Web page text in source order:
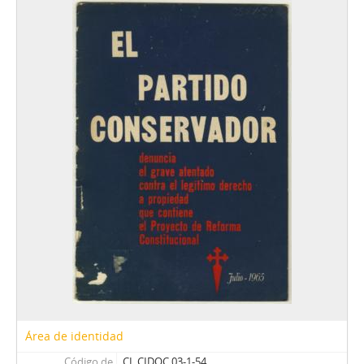
65 - Libro El camino de España hacia la democracia, por Mariana Aylwin
66 - Folleto con motivo del discurso pronunciado por Gustavo Leigh, titulado La junta de gobierno frente a la juridicidad y los derechos humanos
67 - Folleto informativo sobre las conclusiones obtenidas ante la realización de la reunión de presidentes y dirigentes de algunos partidos políticos, titulado Armas para otro Chile: Fuerzas Armadas y democracia
68 - Librillo correspondiente al primer capítulo del libro Memoria de Gobierno 1973-1990, titulado El camino institucional, por Augusto Pinochet Ugarte
69 - Documento con motivo de la exposición sobre la política económica del Gobierno y el Estado de la Hacienda pública, titulado El pueblo y la hacienda pública, por Orlando Millas
70 - Folleto de la Dirección del Partido Socialista de Chile, titulado Documentos: la opinión del Partido sobre un relevo y expulsión
71 - Librillo con motivo de dos discursos realizados por el entonces secretario general del MIR, Miguel Enríquez, titulado En el camino del poder popular
72 - Folleto con artículos de Pablo González Casanova y Agustín Cueva, titulado Cuadernos del Centro de Estudios Sociales Salvador Allende (CESSA). Serie A, núm., 2
73 - Folleto sobre la intervención en el Plenario Nacional del PDC
74 - Librillo titulado El derecho socialista y el derecho clásico, por Luis Ignacio Pérez
75 - Folleto de Cuadernos de educación obrera, núm., 7. Edición 1° de mayo: historia y símbolo de combate popular
76 - Documento informativo y conmemorativo de las actividades realizadas por la Junta Militar, titulado 1.º de mayo de 1976
77 - Revista con reflexiones en torno al quehacer universitario, titulada Algunos fundamentos y principios de acción universitaria
78 - Discurso mecanografiado, pronunciado por Augusto Pinochet, titulado El general Pinochet habla al país: 11 de septiembre de 1976
79 - Libro Mi respuesta a Eduardo Frei, titulado a Julio Durán Neumann
81 - Memoria del Consejo directivo nacional al 6to Congreso nacional de la CUT, titulado Los trabajadores construyen el Chile nuevo
Área de identidad